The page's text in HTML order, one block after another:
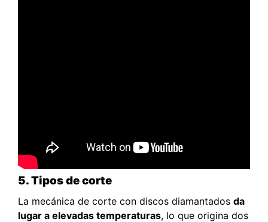
5. Tipos de corte
La mecánica de corte con discos diamantados da
lugar a elevadas temperaturas, lo que origina dos